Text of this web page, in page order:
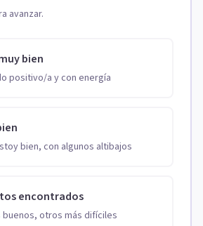
avanzar.
bien
positivo/a y con energía
bien, con algunos altibajos
encontrados
buenos, otros más difíciles